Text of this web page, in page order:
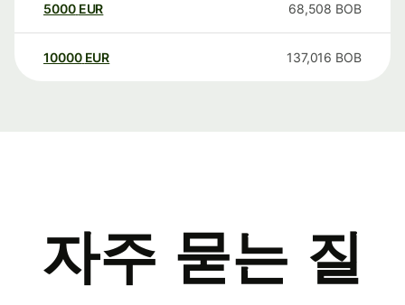
5000 EUR 68,508 BOB
10000 EUR 137,016 BOB
자주 묻는 질